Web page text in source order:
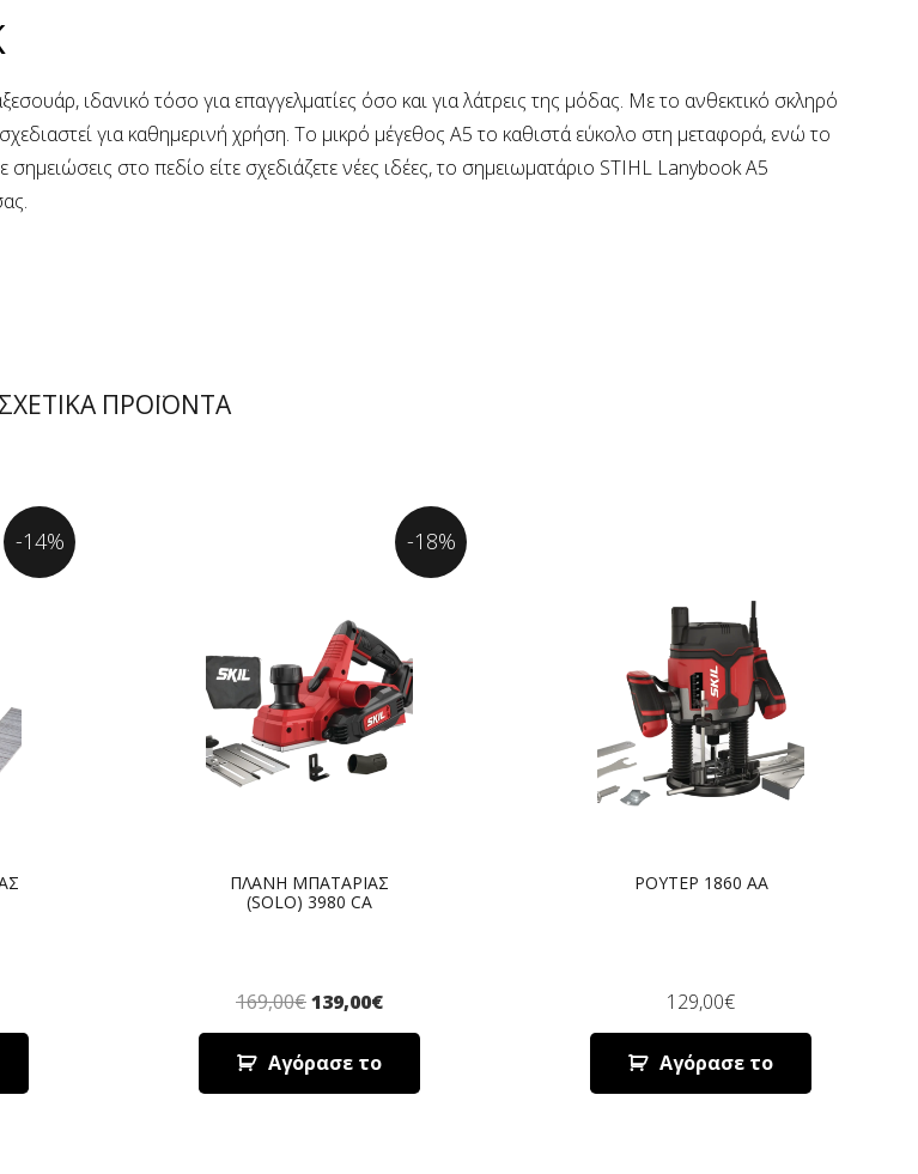
ιδανικό τόσο για επαγγελματίες όσο και για λάτρεις της μόδας. Με το ανθεκτικό σκληρό
για καθημερινή χρήση. Το μικρό μέγεθος A5 το καθιστά εύκολο στη μεταφορά, ενώ το
στο πεδίο είτε σχεδιάζετε νέες ιδέες, το σημειωματάριο STIHL Lanybook A5
ΣΧΕΤΙΚΑ ΠΡΟΪΟΝΤΑ
-14%
ΠΛΑΝΗ ΜΠΑΤΑΡΙΑΣ
(SOLO) 3980 CA
169,00€139,00€
Αγόρασε το
-18%
ΡΟΥΤΕΡ 1860 AA
129,00€
Αγόρασε το